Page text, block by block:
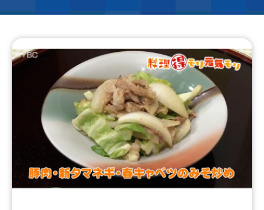
アナウンサー
イベント
試写会・プレゼント
Present
ＹＢＣオンデマンド
やまがた情熱市場